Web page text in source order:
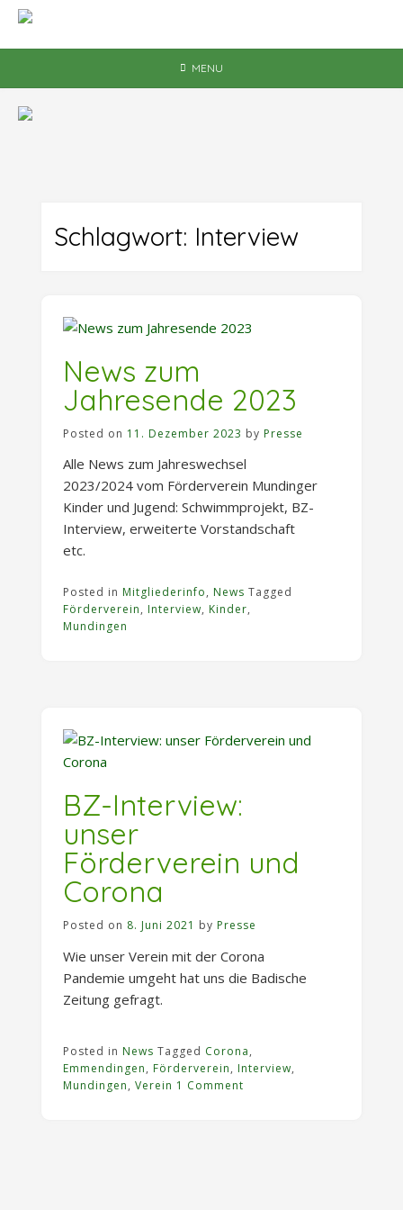
Skip
content
MENU
Schlagwort: Interview
News zum
Jahresende 2023
Posted on 11. Dezember 2023 by Presse
Alle News zum Jahreswechsel
2023/2024 vom Förderverein Mundinger
Kinder und Jugend: Schwimmprojekt, BZ-
Interview, erweiterte Vorstandschaft
etc.
Posted in Mitgliederinfo, News Tagged
Förderverein, Interview, Kinder,
Mundingen
BZ-Interview:
unser
Förderverein und
Corona
Posted on 8. Juni 2021 by Presse
Wie unser Verein mit der Corona
Pandemie umgeht hat uns die Badische
Zeitung gefragt.
Posted in News Tagged Corona,
Emmendingen, Förderverein, Interview,
Mundingen, Verein 1 Comment